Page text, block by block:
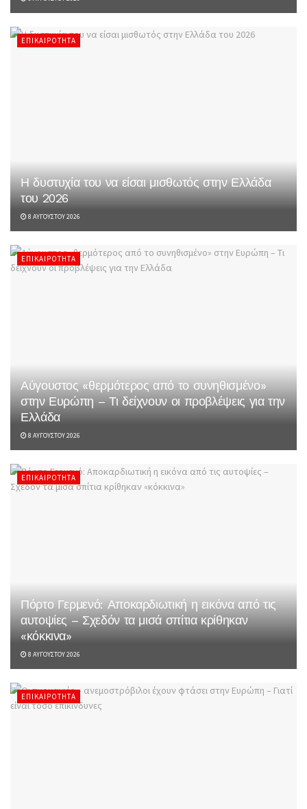
ΕΠΙΚΑΙΡΌΤΗΤΑ
Η δυστυχία του να είσαι μισθωτός στην Ελλάδα
του 2026
8 ΑΥΓΟΎΣΤΟΥ 2026
ΕΠΙΚΑΙΡΌΤΗΤΑ
Αύγουστος «θερμότερος από το συνηθισμένο»
στην Ευρώπη – Τι δείχνουν οι προβλέψεις για την
Ελλάδα
8 ΑΥΓΟΎΣΤΟΥ 2026
ΕΠΙΚΑΙΡΌΤΗΤΑ
Πόρτο Γερμενό: Αποκαρδιωτική η εικόνα από τις
αυτοψίες – Σχεδόν τα μισά σπίτια κρίθηκαν
«κόκκινα»
8 ΑΥΓΟΎΣΤΟΥ 2026
ΕΠΙΚΑΙΡΌΤΗΤΑ